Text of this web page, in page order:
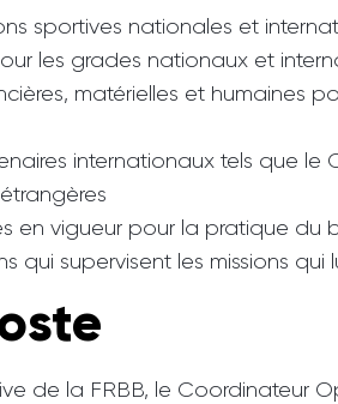
sportives nationales et
les grades nationaux et
matérielles et humaines
internationaux tels que
en vigueur pour la pratique du
qui supervisent les missions qui
de la FRBB, le Coordinateur